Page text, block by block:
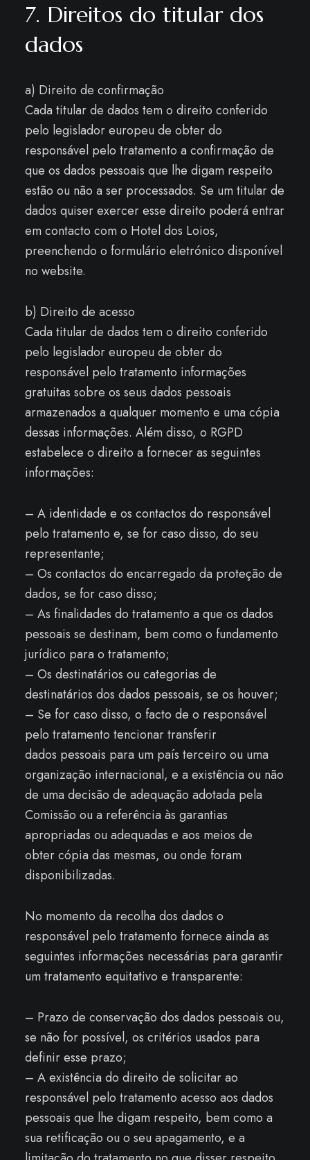
7. Direitos do titular dos
dados
a) Direito de confirmação
Cada titular de dados tem o direito conferido
pelo legislador europeu de obter do
responsável pelo tratamento a confirmação de
que os dados pessoais que lhe digam respeito
estão ou não a ser processados. Se um titular de
dados quiser exercer esse direito poderá entrar
em contacto com o Hotel dos Loios,
preenchendo o formulário eletrónico disponível
no website.
b) Direito de acesso
Cada titular de dados tem o direito conferido
pelo legislador europeu de obter do
responsável pelo tratamento informações
gratuitas sobre os seus dados pessoais
armazenados a qualquer momento e uma cópia
dessas informações. Além disso, o RGPD
estabelece o direito a fornecer as seguintes
informações:
– A identidade e os contactos do responsável
pelo tratamento e, se for caso disso, do seu
representante;
– Os contactos do encarregado da proteção de
dados, se for caso disso;
– As finalidades do tratamento a que os dados
pessoais se destinam, bem como o fundamento
jurídico para o tratamento;
– Os destinatários ou categorias de
destinatários dos dados pessoais, se os houver;
– Se for caso disso, o facto de o responsável
pelo tratamento tencionar transferir
dados pessoais para um país terceiro ou uma
organização internacional, e a existência ou não
de uma decisão de adequação adotada pela
Comissão ou a referência às garantias
apropriadas ou adequadas e aos meios de
obter cópia das mesmas, ou onde foram
disponibilizadas.
No momento da recolha dos dados o
responsável pelo tratamento fornece ainda as
seguintes informações necessárias para garantir
um tratamento equitativo e transparente:
– Prazo de conservação dos dados pessoais ou,
se não for possível, os critérios usados para
definir esse prazo;
– A existência do direito de solicitar ao
responsável pelo tratamento acesso aos dados
pessoais que lhe digam respeito, bem como a
sua retificação ou o seu apagamento, e a